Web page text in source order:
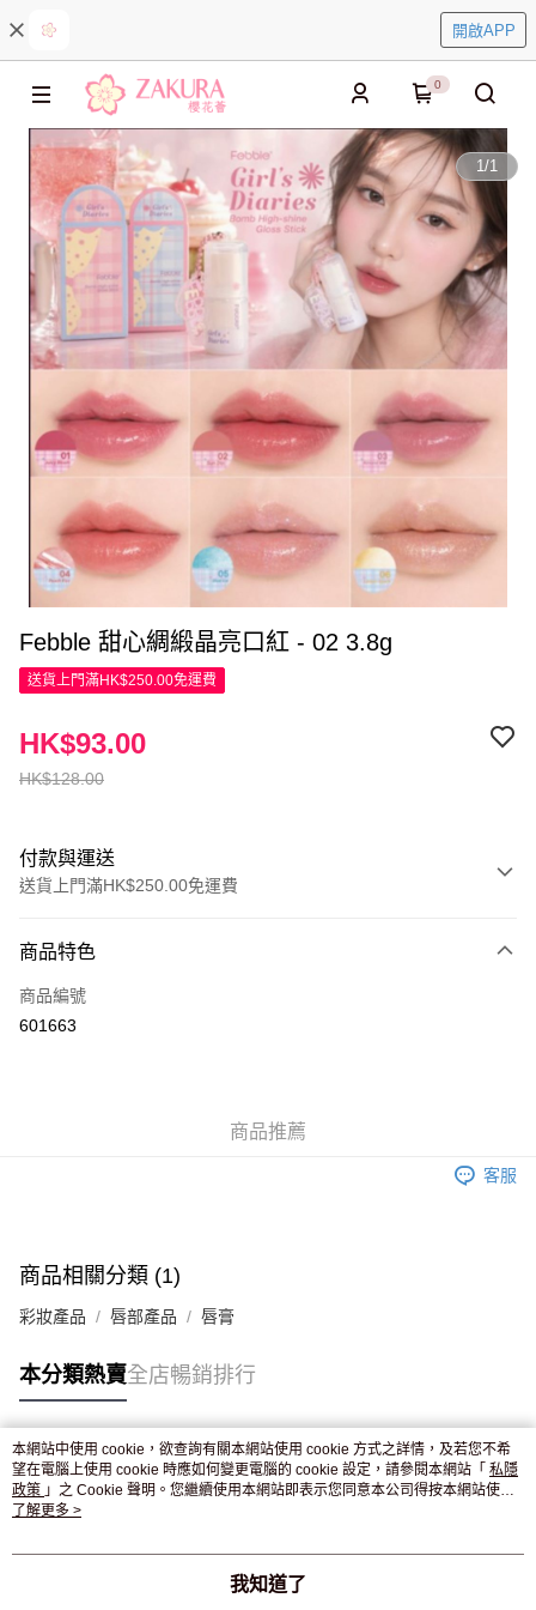
開啟APP
0
1/1
Febble 甜心綢緞晶亮口紅 - 02 3.8g
送貨上門滿HK$250.00免運費
HK$128.00
HK$93.00
付款與運送
送貨上門滿HK$250.00免運費
信用卡
Apple Pay
付款後門市自取，訂單確認後2-4個工作天到店，7天內取。逾期後
商品特色
商品編號
601663
商品推薦
客服
商品相關分類 (1)
彩妝產品 唇部產品 唇膏
本分類熱賣全店暢銷排行
熱門標籤
熱銷排行
本網站中使用 cookie，欲查詢有關本網站使用 cookie 方式之詳情，及若您不希
望在電腦上使用 cookie 時應如何變更電腦的 cookie 設定，請參閱本網站「 私隱
政策 」之 Cookie 聲明。您繼續使用本網站即表示您同意本公司得按本網站使用
條款之 Cookie 聲明使用 cookie。
了解更多 >
我知道了